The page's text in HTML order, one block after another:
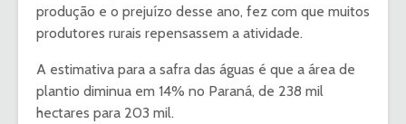
produção e o prejuízo desse ano, fez com que muitos
produtores rurais repensassem a atividade.
A estimativa para a safra das águas é que a área de
plantio diminua em 14% no Paraná, de 238 mil
hectares para 203 mil.